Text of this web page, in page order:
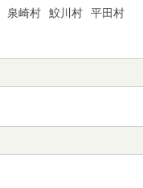
泉崎村 鮫川村
平田村